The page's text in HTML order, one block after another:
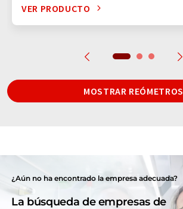
VER PRODUCTO
MOSTRAR REÓMETROS
¿Aún no ha encontrado la empresa adecuada?
La búsqueda de empresas de